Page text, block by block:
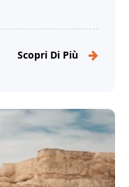
Scopri Di Più